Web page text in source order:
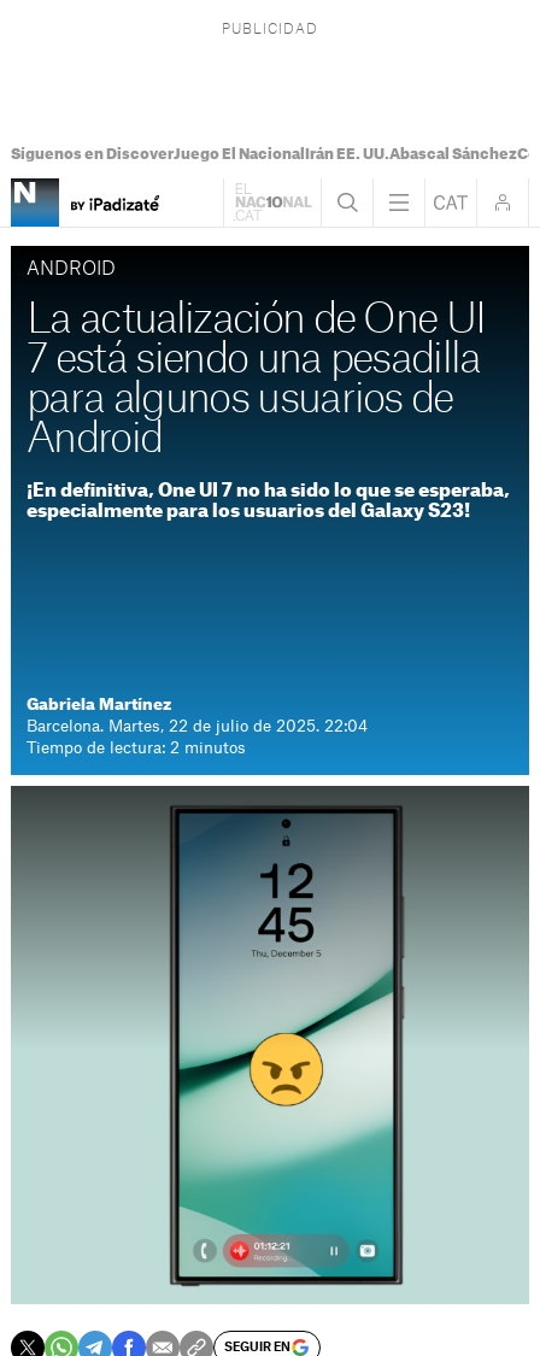
Síguenos en DiscoverJuego El Nacional Irán EE. UU.Abascal Sánchez
ANDROID
La actualización de One UI
7 está siendo una pesadilla
para algunos usuarios de
Android
¡En definitiva, One UI 7 no ha sido lo que se esperaba,
especialmente para los usuarios del Galaxy S23!
Gabriela Martínez
Barcelona. Martes, 22 de julio de 2025. 22:04
Tiempo de lectura: 2 minutos
SEGUIR EN